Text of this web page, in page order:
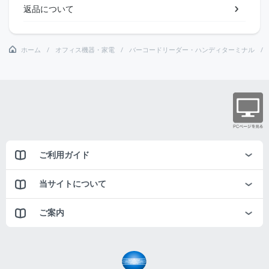
返品について
ホーム オフィス機器・家電 バーコードリーダー・ハンディターミナル
ご利用ガイド
当サイトについて
ご案内